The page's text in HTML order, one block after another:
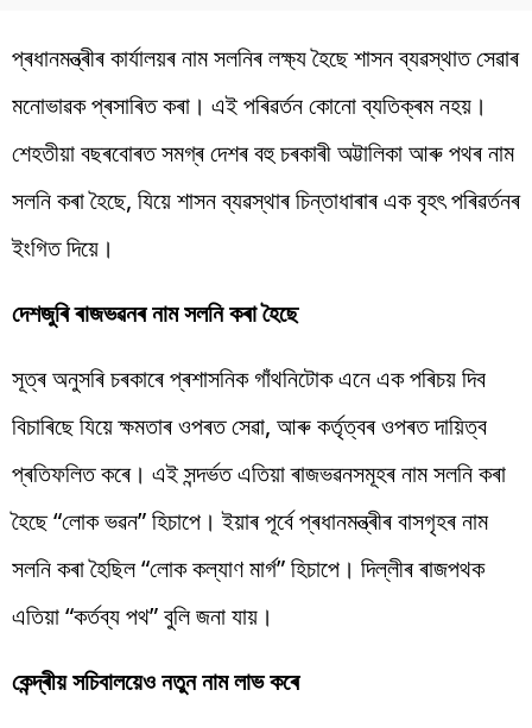
প্ৰধানমন্ত্ৰীৰ কাৰ্যালয়ৰ নাম সলনিৰ লক্ষ্য হৈছে শাসন ব্যৱস্থাত সেৱাৰ
মনোভাৱক প্ৰসাৰিত কৰা। এই পৰিৱৰ্তন কোনো ব্যতিক্ৰম নহয়।
শেহতীয়া বছৰবোৰত সমগ্ৰ দেশৰ বহু চৰকাৰী অট্টালিকা আৰু পথৰ নাম
সলনি কৰা হৈছে, যিয়ে শাসন ব্যৱস্থাৰ চিন্তাধাৰাৰ এক বৃহৎ পৰিৱৰ্তনৰ
ইংগিত দিয়ে।
দেশজুৰি ৰাজভৱনৰ নাম সলনি কৰা হৈছে
সূত্ৰ অনুসৰি চৰকাৰে প্ৰশাসনিক গাঁথনিটোক এনে এক পৰিচয় দিব
বিচাৰিছে যিয়ে ক্ষমতাৰ ওপৰত সেৱা, আৰু কৰ্তৃত্বৰ ওপৰত দায়িত্ব
প্ৰতিফলিত কৰে। এই সন্দৰ্ভত এতিয়া ৰাজভৱনসমূহৰ নাম সলনি কৰা
হৈছে “লোক ভৱন” হিচাপে। ইয়াৰ পূৰ্বে প্ৰধানমন্ত্ৰীৰ বাসগৃহৰ নাম
সলনি কৰা হৈছিল “লোক কল্যাণ মাৰ্গ” হিচাপে। দিল্লীৰ ৰাজপথক
এতিয়া “কৰ্তব্য পথ” বুলি জনা যায়।
কেন্দ্ৰীয় সচিবালয়েও নতুন নাম লাভ কৰে